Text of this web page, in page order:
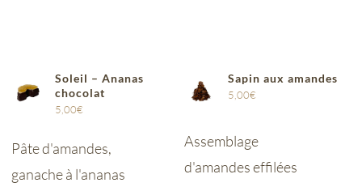
Soleil – Ananas
chocolat
5,00€
Pâte d'amandes,
ganache à l'ananas
Sapin aux amandes
5,00€
Assemblage
d'amandes effilées